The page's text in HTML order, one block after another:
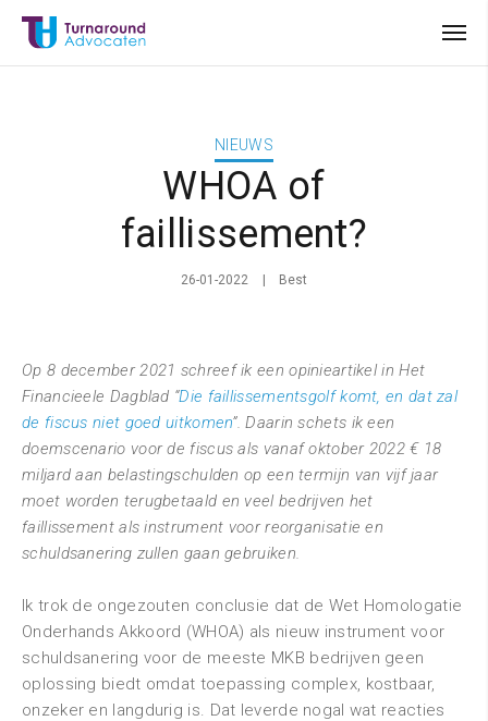
NIEUWS
WHOA of
faillissement?
26-01-2022 Best
Op 8 december 2021 schreef ik een opinieartikel in Het
Financieele Dagblad “Die faillissementsgolf komt, en dat zal
de fiscus niet goed uitkomen”. Daarin schets ik een
doemscenario voor de fiscus als vanaf oktober 2022 € 18
miljard aan belastingschulden op een termijn van vijf jaar
moet worden terugbetaald en veel bedrijven het
faillissement als instrument voor reorganisatie en
schuldsanering zullen gaan gebruiken.
Ik trok de ongezouten conclusie dat de Wet Homologatie
Onderhands Akkoord (WHOA) als nieuw instrument voor
schuldsanering voor de meeste MKB bedrijven geen
oplossing biedt omdat toepassing complex, kostbaar,
onzeker en langdurig is. Dat leverde nogal wat reacties